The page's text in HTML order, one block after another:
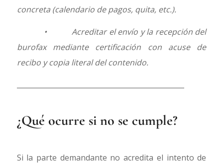
concreta (calendario de pagos, quita, etc.).
• Acreditar el envío y la recepción del
burofax mediante certificación con acuse de
recibo y copia literal del contenido.
¿Qué ocurre si no se cumple?
Si la parte demandante no acredita el intento de